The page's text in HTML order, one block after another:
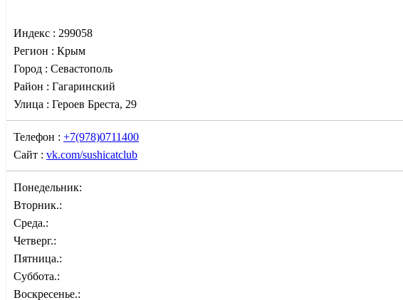
Индекс : 299058
Регион : Крым
Город : Севастополь
Район : Гагаринский
Улица : Героев Бреста, 29
Телефон : +7(978)0711400
Сайт : vk.com/sushicatclub
Понедельник:
Вторник.:
Среда.:
Четверг.:
Пятница.:
Суббота.:
Воскресенье.: